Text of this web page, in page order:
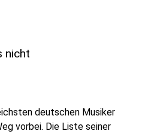
nicht
deutschen Musiker
vorbei. Die Liste seiner